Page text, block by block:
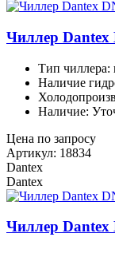
Чиллер Dantex
Тип чиллера:
Наличие
Наличие:
Цена по запросу
Артикул: 18834
Dantex
Dantex
Чиллер Dantex